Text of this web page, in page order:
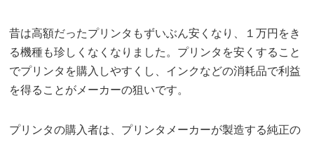
昔は高額だったプリンタもずいぶん安くなり、１万円をき
る機種も珍しくなくなりました。プリンタを安くすること
でプリンタを購入しやすくし、インクなどの消耗品で利益
を得ることがメーカーの狙いです。
プリンタの購入者は、プリンタメーカーが製造する純正の